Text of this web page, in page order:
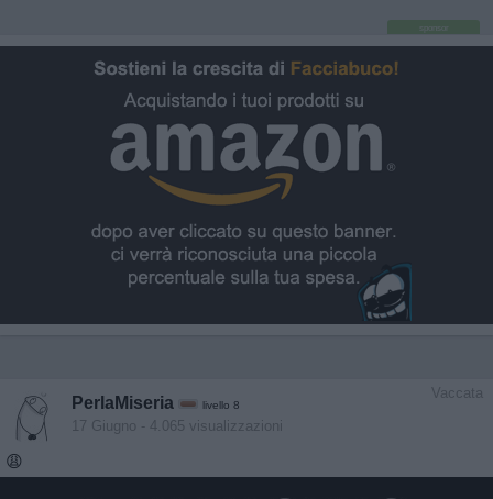
Vaccata
PerlaMiseria livello 8
17 Giugno - 4.065 visualizzazioni
😩